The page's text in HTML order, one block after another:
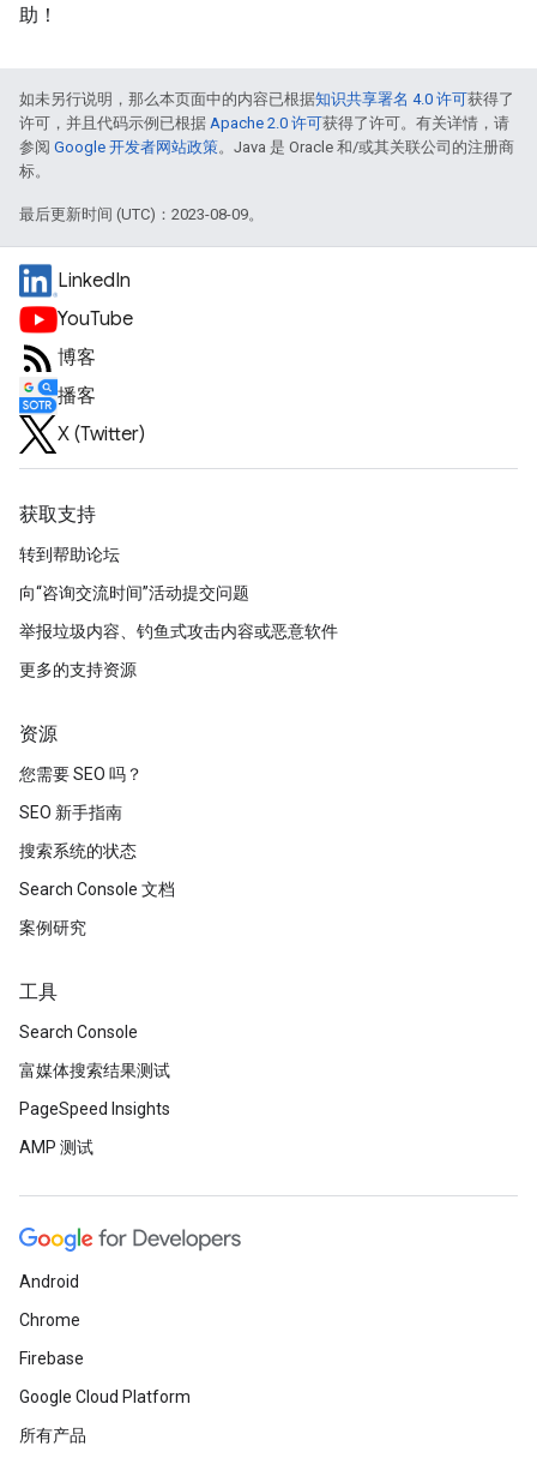
助！
如未另行说明，那么本页面中的内容已根据知识共享署名 4.0 许可获得了
许可，并且代码示例已根据 Apache 2.0 许可获得了许可。有关详情，请
参阅 Google 开发者网站政策。Java 是 Oracle 和/或其关联公司的注册商
标。
最后更新时间 (UTC)：2023-08-09。
LinkedIn
YouTube
博客
播客
X (Twitter)
获取支持
转到帮助论坛
向“咨询交流时间”活动提交问题
举报垃圾内容、钓鱼式攻击内容或恶意软件
更多的支持资源
资源
您需要 SEO 吗？
SEO 新手指南
搜索系统的状态
Search Console 文档
案例研究
工具
Search Console
富媒体搜索结果测试
PageSpeed Insights
AMP 测试
Android
Chrome
Firebase
Google Cloud Platform
所有产品